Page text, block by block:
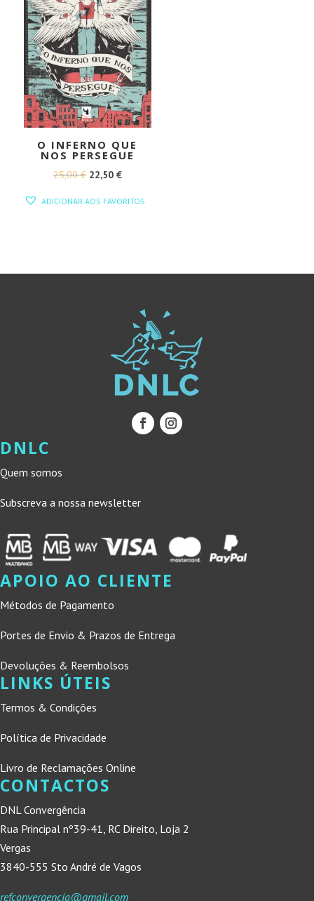
O INFERNO QUE
NOS PERSEGUE
25,00€ O
22,50 €O
ADICIONAR AOS FAVORITOS
DNLC
Quem somos
Subscreva a nossa newsletter
APOIO AO CLIENTE
Métodos de Pagamento
Portes de Envio & Prazos de Entrega
Devoluções & Reembolsos
LINKS ÚTEIS
Termos & Condições
Política de Privacidade
Livro de Reclamações Online
CONTACTOS
DNL Convergência
Rua Principal nº39-41, RC Direito, Loja 2
Vergas
3840-555 Sto André de Vagos
refconvergencia@gmail.com